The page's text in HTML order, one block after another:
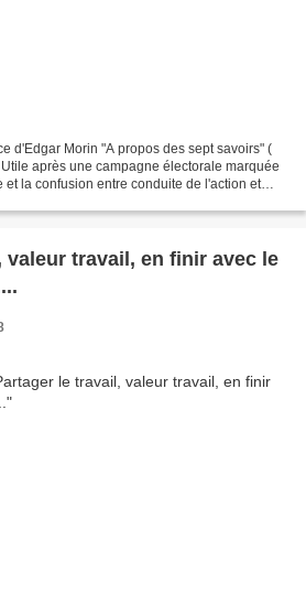
d'Edgar Morin "A propos des sept savoirs" (
après une campagne électorale marquée
la confusion entre conduite de l'action et
valeur travail, en finir avec le